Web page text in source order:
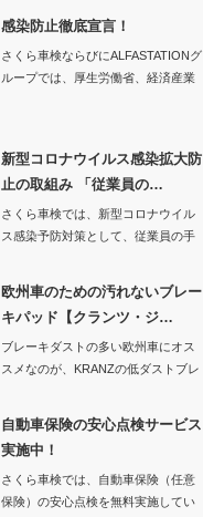
感染防止徹底宣言！
さくら車検ならびにALFASTATIONグ
ループでは、厚生労働省、経済産業
新型コロナウイルス感染拡大防
止の取組み 「従業員の…
さくら車検では、新型コロナウイル
ス感染予防対策として、従業員の手
欧州車のための汚れないブレー
キパッド【クランツ・ジ…
ブレーキダストの多い欧州車にオス
スメなのが、KRANZの低ダストブレ
自動車保険の安心点検サービス
実施中！
さくら車検では、自動車保険（任意
保険）の安心点検を無料実施してい